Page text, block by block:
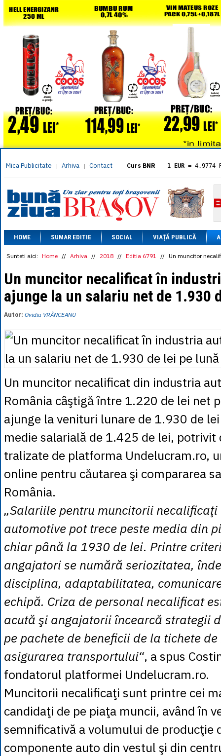
Mica Publicitate | Arhiva | Contact Curs BNR 1 EUR = 4.9774
= 5.8304
1 XAU= 464.4611
1 AED= 1.1933
1 AUD= 2.7957
1 BGN= 2.5449
1 CAD= 3.1559
1 CHF= 5.2813
1 CNY= 0.6015
1 DKK
= 0.6668
1 EGP= 0.0860
1 HUF
= 1.2223
1 INR= 0.0513
1 MXN
= 0.2227
1 NOK = 0.4191
1 NZD
= 2.6097
1 PLN= 1.1646
1 RSD= 0.0425
1 RUB= 0.0530
1 SEK= 0.4526
1 TRY
= 0.1141
1 UAH= 0.1048
1 XDR= 5.9383
1 ZAR= 0.2318
HOME SUMAR EDITIE SOCIAL VIAȚĂ PUBLICĂ
Sunteti aici: Home // Arhiva // 2018 // Editia 6791 // Un muncitor
Un muncitor necalificat în
ajunge la un salariu net de 1.930
Autor: Ovidiu VRÂNCEANU
Un muncitor necalificat din industria
România câştigă între 1.220 de lei net
ajunge la venituri lunare de 1.930 de
medie salarială de 1.425 de lei,
tralizate de platforma Undelucram.ro,
online pentru căutarea şi compararea
România.
„Salariile pentru muncitorii
automotive pot trece peste media din
chiar până la 1930 de lei. Printre
angajatori se numără seriozitatea,
disciplina, adaptabilitatea,
echipă. Criza de personal necalificat
acută şi angajatorii încearcă strategii
pe pachete de beneficii de la tichete
asigurarea transportului“, a spus
fondatorul platformei Undelucram.ro.
Muncitorii necalificaţi sunt printre cei
candidaţi de pe piaţa muncii, având în
semnificativă a volumului de producţie
componente auto din vestul şi din